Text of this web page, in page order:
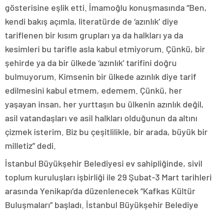
gösterisine eşlik etti. İmamoğlu konuşmasında “Ben,
kendi bakış açımla, literatürde de ‘azınlık’ diye
tariflenen bir kısım grupları ya da halkları ya da
kesimleri bu tarifle asla kabul etmiyorum. Çünkü, bir
şehirde ya da bir ülkede ‘azınlık’ tarifini doğru
bulmuyorum. Kimsenin bir ülkede azınlık diye tarif
edilmesini kabul etmem, edemem. Çünkü, her
yaşayan insan, her yurttaşın bu ülkenin azınlık değil,
asil vatandaşları ve asil halkları olduğunun da altını
çizmek isterim. Biz bu çeşitlilikle, bir arada, büyük bir
milletiz” dedi.
İstanbul Büyükşehir Belediyesi ev sahipliğinde, sivil
toplum kuruluşları işbirliği ile 29 Şubat-3 Mart tarihleri
arasında Yenikapı’da düzenlenecek “Kafkas Kültür
Buluşmaları” başladı. İstanbul Büyükşehir Belediye